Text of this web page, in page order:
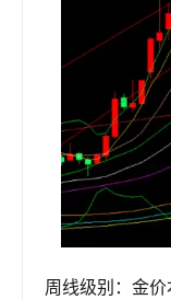
周线级别：金